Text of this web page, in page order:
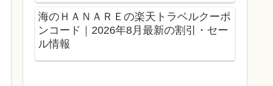
海のＨＡＮＡＲＥの楽天トラベルクーポ
ンコード｜2026年8月最新の割引・セー
ル情報